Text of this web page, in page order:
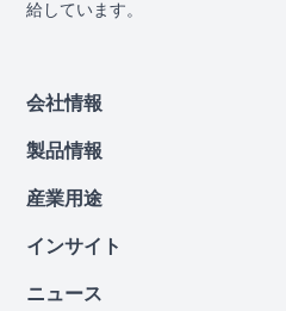
給しています。
会社情報
製品情報
産業用途
インサイト
ニュース